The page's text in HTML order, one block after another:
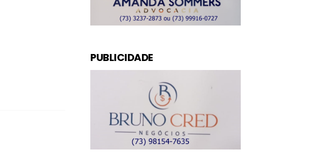
PUBLICIDADE